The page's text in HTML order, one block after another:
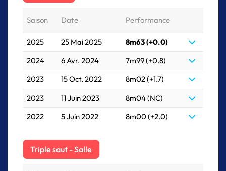
Saison Date Performance
2025 25 Mai 2025
8m63 (+0.0)
2024
6 Avr. 2024
7m99 (+0.8)
2023
15 Oct. 2022
8m02 (+1.7)
2023
11 Juin 2023
8m04 (NC)
2022
5 Juin 2022 8m00 (+2.0)
Triple saut - Salle